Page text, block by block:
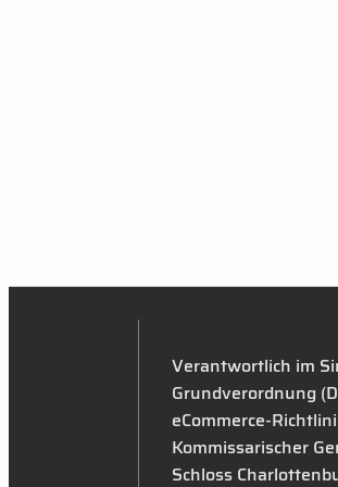
Verantwortlich im
Grundverordnung
eCommerce-
Kommissarischer
Schloss